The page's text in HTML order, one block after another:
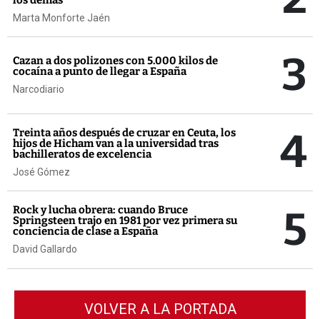
Marta Monforte Jaén
Cazan a dos polizones con 5.000 kilos de
cocaína a punto de llegar a España
Narcodiario 3
Treinta años después de cruzar en Ceuta, los
hijos de Hicham van a la universidad tras
bachilleratos de excelencia
José Gómez 4
Rock y lucha obrera: cuando Bruce
Springsteen trajo en 1981 por vez primera su
conciencia de clase a España
David Gallardo 5
VOLVER A LA PORTADA